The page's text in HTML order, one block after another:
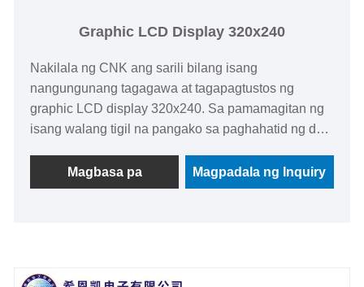
Graphic LCD Display 320x240
Nakilala ng CNK ang sarili bilang isang
nangungunang tagagawa at tagapagtustos ng
graphic LCD display 320x240. Sa pamamagitan ng
isang walang tigil na pangako sa paghahatid ng de-
bantog para sa mahusay na likhang-sining at
mapagkumpitensyang pagpepresyo. Ang graphic na
Magbasa pa Magpadala ng Inquiry